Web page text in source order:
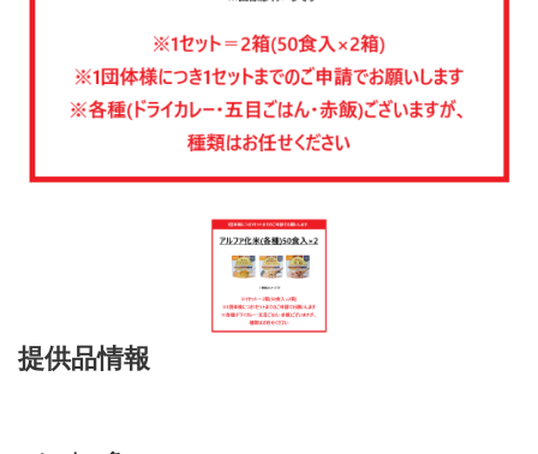
提供品情報